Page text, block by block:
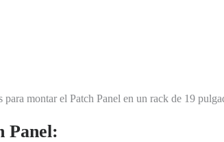
montar el Patch Panel en un rack de 19
Panel: